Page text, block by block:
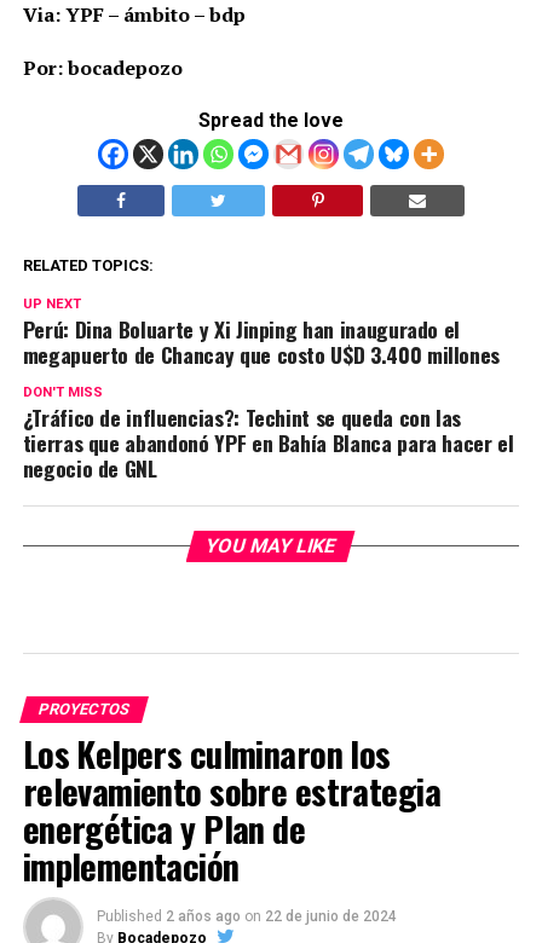
Via: YPF – ámbito – bdp
Por: bocadepozo
Spread the love
RELATED TOPICS:
UP NEXT
Perú: Dina Boluarte y Xi Jinping han inaugurado el
megapuerto de Chancay que costo U$D 3.400 millones
DON'T MISS
¿Tráfico de influencias?: Techint se queda con las
tierras que abandonó YPF en Bahía Blanca para hacer el
negocio de GNL
YOU MAY LIKE
PROYECTOS
Los Kelpers culminaron los
relevamiento sobre estrategia
energética y Plan de
implementación
Published 2 años ago on 22 de junio de 2024
By Bocadepozo